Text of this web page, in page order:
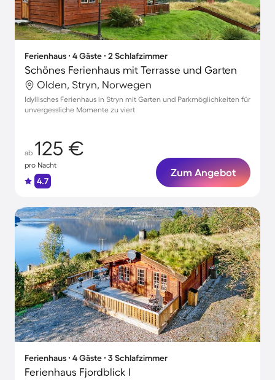
Ferienhaus ∙ 4 Gäste ∙ 2 Schlafzimmer
Schönes Ferienhaus mit Terrasse und Garten
Olden, Stryn, Norwegen
Idyllisches Ferienhaus in Stryn mit Garten und Parkmöglichkeiten für
unvergessliche Momente zu viert
ab 125 €
pro Nacht
4.7
Zum Angebot
Ferienhaus ∙ 4 Gäste ∙ 3 Schlafzimmer
Ferienhaus Fjordblick I